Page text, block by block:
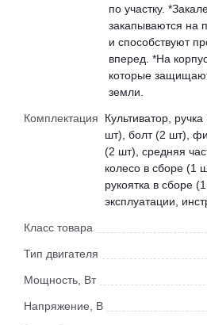
по участку.
закапываются на
и способствуют
вперед. *На
которые
земли.
Комплектация
Культиватор,
шт), болт (2 шт),
(2 шт), средняя
колесо в сборе (1
рукоятка в сборе
эксплуатации,
Класс товара
Тип двигателя
Мощность, Вт
Напряжение, В